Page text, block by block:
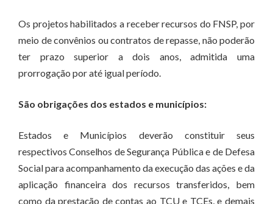
Os projetos habilitados a receber recursos do FNSP, por
meio de convênios ou contratos de repasse, não poderão
ter prazo superior a dois anos, admitida uma
prorrogação por até igual período.
São obrigações dos estados e municípios:
Estados e Municípios deverão constituir seus
respectivos Conselhos de Segurança Pública e de Defesa
Social para acompanhamento da execução das ações e da
aplicação financeira dos recursos transferidos, bem
como da prestação de contas ao TCU e TCEs, e demais